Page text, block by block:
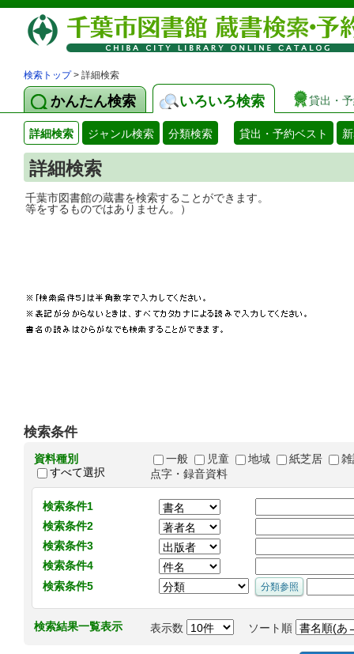
検索トップ> 詳細検索
かんたん検索 いろいろ検索 貸出・
詳細検索 ジャンル検索 分類検索 貸出・予約ベスト
詳細検索
千葉市図書館の蔵書を検索することがで
等をするものではありません。）
検索条件
資料種別
すべて選択
一般 児童 地域 紙芝居
点字・録音資料
検索条件1
検索条件2
検索条件3
検索条件4
検索条件5
検索結果一覧表示 表示数 ソート順